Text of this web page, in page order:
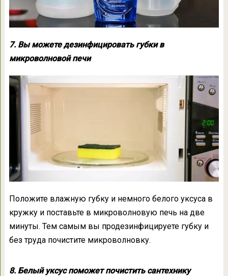
7. Вы можете дезинфицировать губки в
микроволновой печи
Положите влажную губку и немного белого уксуса в
кружку и поставьте в микроволновую печь на две
минуты. Тем самым вы продезинфицируете губку и
без труда почистите микроволновку.
8. Белый уксус поможет почистить сантехнику